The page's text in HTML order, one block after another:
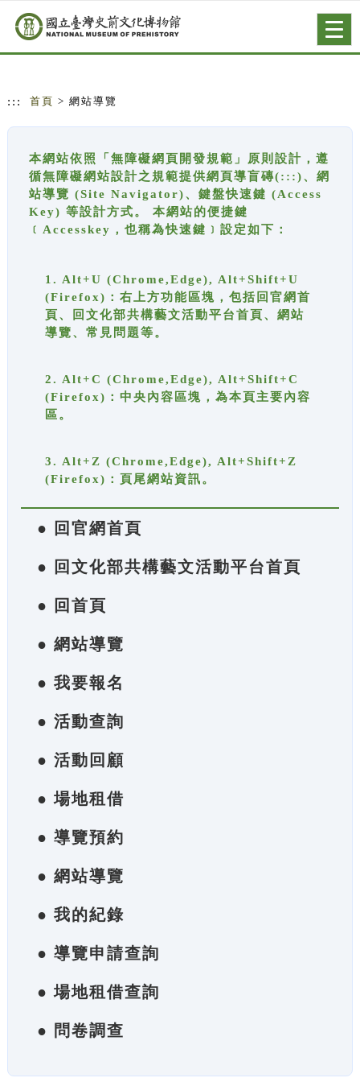
跳到主要內容
網站導覽
::: 首頁 > 網站導覽
本網站依照「無障礙網頁開發規範」原則設計，遵
循無障礙網站設計之規範提供網頁導盲磚(:::)、網
站導覽 (Site Navigator)、鍵盤快速鍵 (Access
Key) 等設計方式。 本網站的便捷鍵
﹝Accesskey，也稱為快速鍵﹞設定如下：
1. Alt+U (Chrome,Edge), Alt+Shift+U
(Firefox)：右上方功能區塊，包括回官網首
頁、回文化部共構藝文活動平台首頁、網站
導覽、常見問題等。
2. Alt+C (Chrome,Edge), Alt+Shift+C
(Firefox)：中央內容區塊，為本頁主要內容
區。
3. Alt+Z (Chrome,Edge), Alt+Shift+Z
(Firefox)：頁尾網站資訊。
● 回官網首頁
● 回文化部共構藝文活動平台首頁
● 回首頁
● 網站導覽
● 我要報名
● 活動查詢
● 活動回顧
● 場地租借
● 導覽預約
● 網站導覽
● 我的紀錄
● 導覽申請查詢
● 場地租借查詢
● 問卷調查